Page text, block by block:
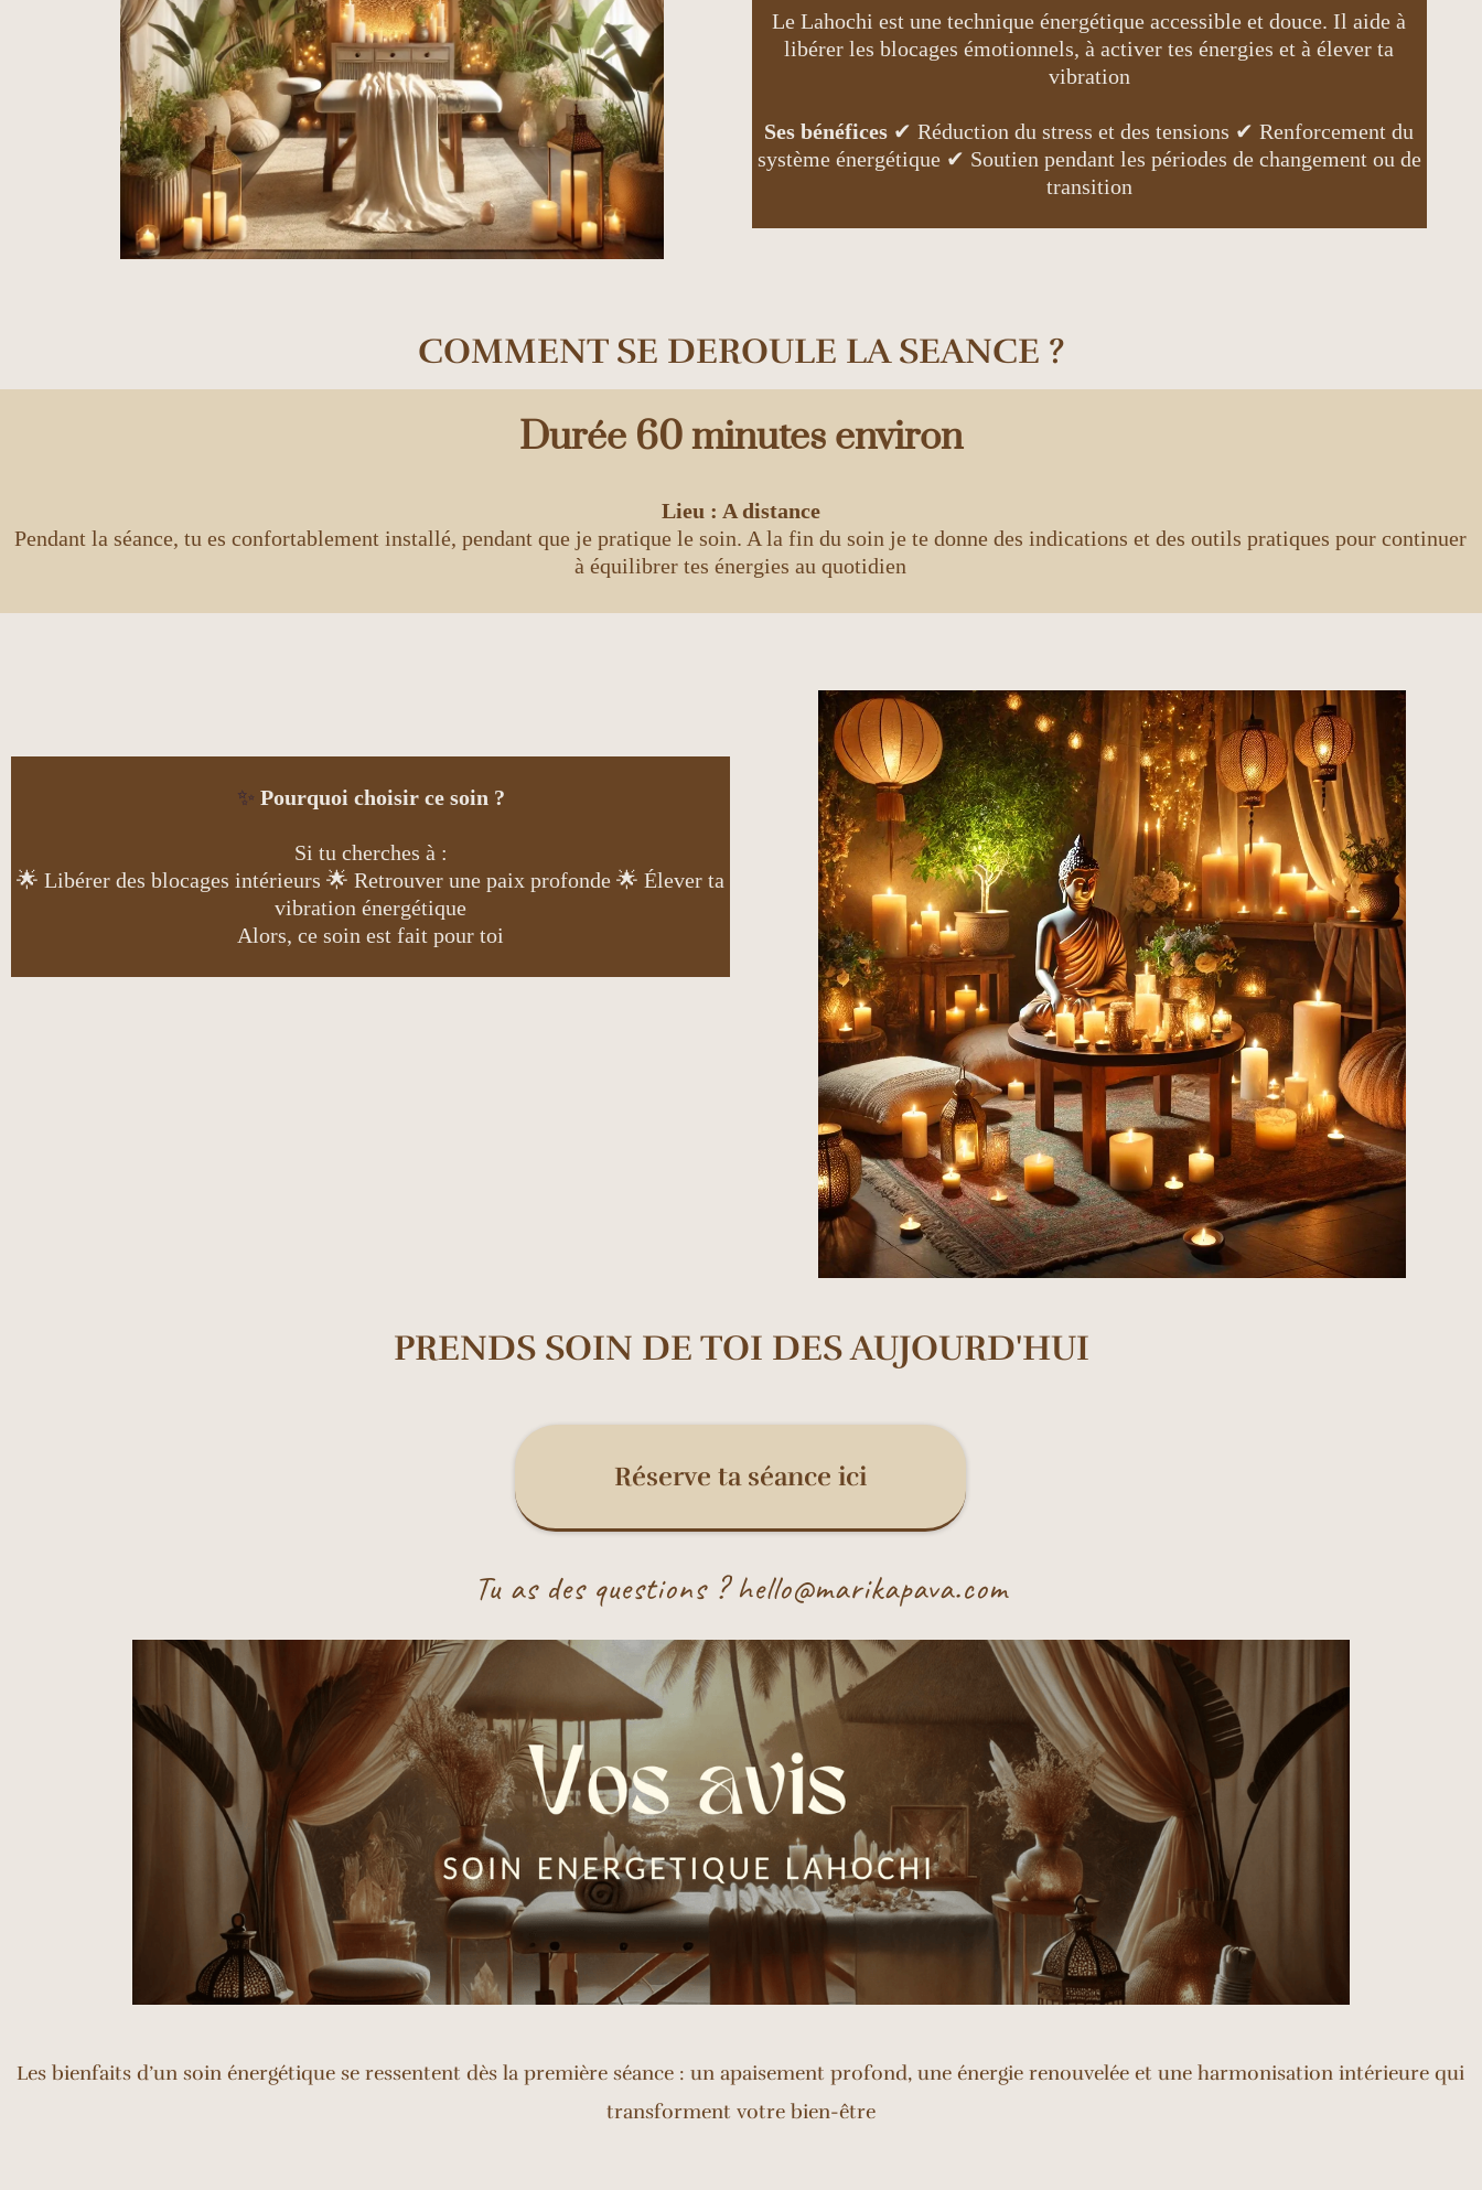
Le Lahochi est une technique énergétique accessible et douce. Il aide à
libérer les blocages émotionnels, à activer tes énergies et à élever ta
vibration
Ses bénéfices ✔ Réduction du stress et des tensions ✔ Renforcement du
système énergétique ✔ Soutien pendant les périodes de changement ou de
transition
COMMENT SE DEROULE LA SEANCE ?
Durée 60 minutes environ
Lieu : A distance
Pendant la séance, tu es confortablement installé, pendant que je pratique le soin. A la fin du soin je te donne des indications et des outils pratiques pour continuer
à équilibrer tes énergies au quotidien
✨ Pourquoi choisir ce soin ?
Si tu cherches à :
🌟 Libérer des blocages intérieurs 🌟 Retrouver une paix profonde 🌟 Élever ta
vibration énergétique
Alors, ce soin est fait pour toi
PRENDS SOIN DE TOI DES AUJOURD'HUI
Réserve ta séance ici
Tu as des questions ? hello@marikapava.com
Les bienfaits d’un soin énergétique se ressentent dès la première séance : un apaisement profond, une énergie renouvelée et une harmonisation intérieure qui
transforment votre bien-être